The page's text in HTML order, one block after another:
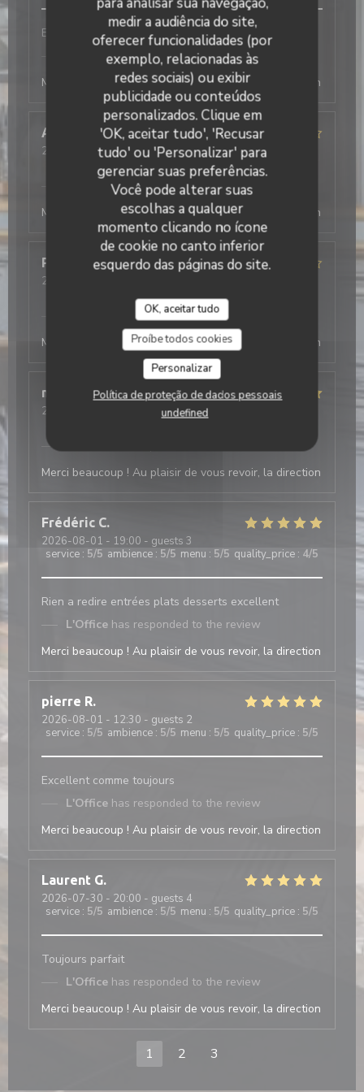
medir a audiência do site,
oferecer funcionalidades (por
exemplo, relacionadas às
redes sociais) ou exibir
publicidade ou conteúdos
personalizados. Clique em
'OK, aceitar tudo', 'Recusar
tudo' ou 'Personalizar' para
gerenciar suas preferências.
Você pode alterar suas
escolhas a qualquer
momento clicando no ícone
de cookie no canto inferior
esquerdo das páginas do site.
OK, aceitar tudo
Proíbe todos cookies
Personalizar
Política de proteção de dados pessoais
undefined
Bon service et efficace
L'Office has responded to the review
Merci beaucoup ! Au plaisir de vous revoir, la direction
Antonio
T
2026-08-03- 19:30 - guests 2
ambience 5 /5 quality_price
has responded to the review
Merci beaucoup ! Au plaisir de vous revoir, la direction
Philippe
D
2026-08-03
has responded to the review
Merci beaucoup ! Au plaisir de vous revoir, la direction
mathis
A
2026-08-01
- 20:15 - guests 2
Merci beaucoup ! Au plaisir de vous revoir, la direction
Frédéric C
2026-08-01 - 19:00 - guests 3
service : 5/5 ambience : 5/5 menu : 5/5 quality_price : 4/5
Rien a redire entrées plats desserts excellent
L'Office has responded to the review
Merci beaucoup ! Au plaisir de vous revoir, la direction
pierre R
2026-08-01 - 12:30 - guests 2
service : 5/5 ambience : 5/5 menu : 5/5 quality_price : 5/5
Excellent comme toujours
L'Office has responded to the review
Merci beaucoup ! Au plaisir de vous revoir, la direction
Laurent G
2026-07-30 - 20:00 - guests 4
service : 5/5 ambience : 5/5 menu : 5/5 quality_price : 5/5
Toujours parfait
L'Office has responded to the review
Merci beaucoup ! Au plaisir de vous revoir, la direction
1 2 3